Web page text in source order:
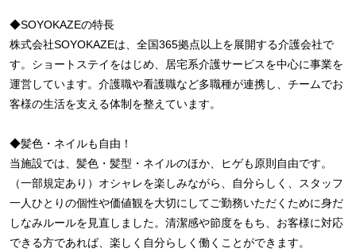
◆SOYOKAZEの特長
株式会社SOYOKAZEは、全国365拠点以上を展開する介護会社で
す。ショートステイをはじめ、居宅系介護サービスを中心に事業を
運営しています。介護職や看護職など多職種が連携し、チームでお
客様の生活を支える体制を整えています。
◆髪色・ネイルも自由！
当施設では、髪色・髪型・ネイルのほか、ヒゲも原則自由です。
（一部規定あり）オシャレを楽しみながら、自分らしく、スタッフ
一人ひとりの個性や価値観を大切にしてご勤務いただくために身だ
しなみルールを見直しました。清潔感や節度をもち、お客様に対応
できる方であれば、楽しく自分らしく働くことができます。